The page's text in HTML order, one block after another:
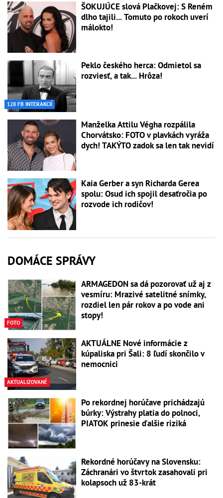
ŠOKUJÚCE slová Plačkovej: S Reném
dlho tajili... Tomuto po rokoch uverí
málokto!
128 FB INTERAKCIÍ
Peklo českého herca: Odmietol sa
rozviesť, a tak... Hrôza!
Manželka Attilu Végha rozpálila
Chorvátsko: FOTO v plavkách vyráža
dych! TAKÝTO zadok sa len tak nevidí
Kaia Gerber a syn Richarda Gerea
spolu: Osud ich spojil desaťročia po
rozvode ich rodičov!
DOMÁCE SPRÁVY
FOTO
ARMAGEDON sa dá pozorovať už aj z
vesmíru: Mrazivé satelitné snímky,
rozdiel len pár rokov a po vode ani
stopy!
AKTUALIZOVANÉ
AKTUÁLNE Nové informácie z
kúpaliska pri Šali: 8 ľudí skončilo v
nemocnici
Po rekordnej horúčave prichádzajú
búrky: Výstrahy platia do polnoci,
PIATOK prinesie ďalšie riziká
Rekordné horúčavy na Slovensku:
Záchranári vo štvrtok zasahovali pri
kolapsoch už 83-krát